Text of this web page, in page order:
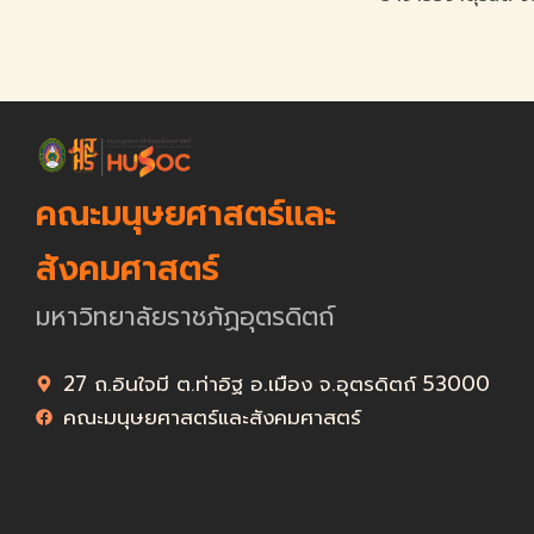
คณะมนุษยศาสตร์และ
สังคมศาสตร์
มหาวิทยาลัยราชภัฏอุตรดิตถ์
27 ถ.อินใจมี ต.ท่าอิฐ อ.เมือง จ.อุตรดิตถ์ 53000
คณะมนุษยศาสตร์และสังคมศาสตร์